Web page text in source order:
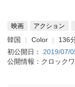
映画 アクション
韓国 Color
136
初公開日： 2019/07/
公開情報：クロック